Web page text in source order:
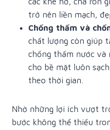
trở nên liền mạch,
Chống thấm và
chất lượng còn giúp
chống thấm nước và
cho bề mặt luôn
theo thời gian.
Nhờ những lợi ích vượt
bước không thể thiếu